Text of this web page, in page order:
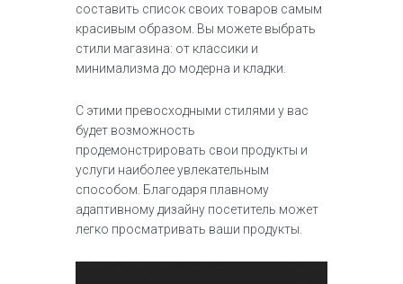
составить список своих товаров самым
красивым образом. Вы можете выбрать
стили магазина: от классики и
минимализма до модерна и кладки.
С этими превосходными стилями у вас
будет возможность
продемонстрировать свои продукты и
услуги наиболее увлекательным
способом. Благодаря плавному
адаптивному дизайну посетитель может
легко просматривать ваши продукты.